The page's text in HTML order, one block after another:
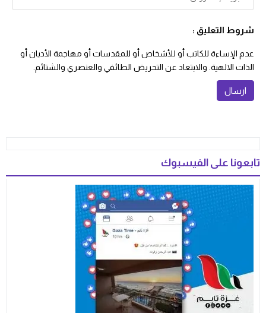
شروط التعليق :
عدم الإساءة للكاتب أو للأشخاص أو للمقدسات أو مهاجمة الأديان أو
الذات الالهية. والابتعاد عن التحريض الطائفي والعنصري والشتائم.
تابعونا على الفيسبوك